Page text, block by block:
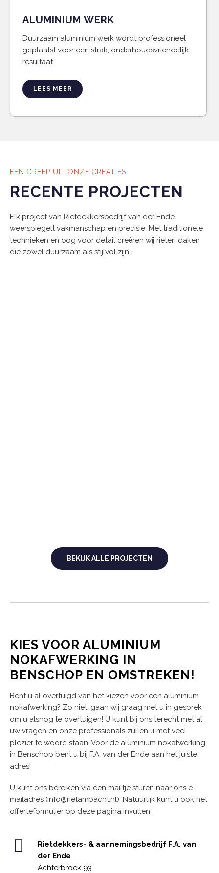
ALUMINIUM WERK
Duurzaam aluminium werk wordt professioneel
geplaatst voor een strak, onderhoudsvriendelijk
resultaat.
LEES MEER
EEN GREEP UIT ONZE CREATIES
RECENTE PROJECTEN
Elk project van Rietdekkersbedrijf van der Ende
weerspiegelt vakmanschap en precisie. Met traditionele
technieken en oog voor detail creëren wij rieten daken
die zowel duurzaam als stijlvol zijn.
BEKIJK ALLE PROJECTEN
KIES VOOR ALUMINIUM
NOKAFWERKING IN
BENSCHOP EN OMSTREKEN!
Bent u al overtuigd van het kiezen voor een aluminium
nokafwerking? Zo niet, gaan wij graag met u in gesprek
om u alsnog te overtuigen! U kunt bij ons terecht met al
uw vragen en onze professionals zullen u met veel
plezier te woord staan. Voor de aluminium nokafwerking
in Benschop bent u bij F.A. van der Ende aan het juiste
adres!
U kunt ons bereiken via een mailtje sturen naar ons e-
mailadres (info@rietambacht.nl). Natuurlijk kunt u ook het
offerteformulier op deze pagina invullen.
Rietdekkers- & aannemingsbedrijf F.A. van
der Ende
Achterbroek 93